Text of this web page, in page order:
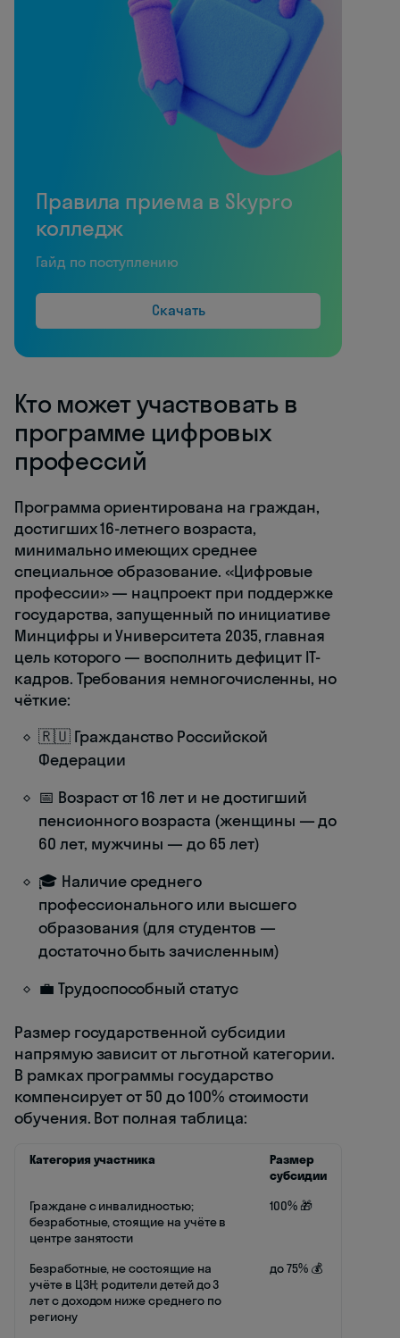
Правила приема в Skypro
колледж
Гайд по поступлению
Скачать
Кто может участвовать в
программе цифровых
профессий
Программа ориентирована на граждан,
достигших 16-летнего возраста,
минимально имеющих среднее
специальное образование. «Цифровые
профессии» — нацпроект при поддержке
государства, запущенный по инициативе
Минцифры и Университета 2035, главная
цель которого — восполнить дефицит IT-
кадров. Требования немногочисленны, но
чёткие:
🇷🇺 Гражданство Российской
Федерации
📅 Возраст от 16 лет и не достигший
пенсионного возраста (женщины — до
60 лет, мужчины — до 65 лет)
🎓 Наличие среднего
профессионального или высшего
образования (для студентов —
достаточно быть зачисленным)
💼 Трудоспособный статус
Размер государственной субсидии
напрямую зависит от льготной категории.
В рамках программы государство
компенсирует от 50 до 100% стоимости
обучения. Вот полная таблица:
Категория участника
Размер
субсидии
Граждане с инвалидностью;
безработные, стоящие на учёте в
центре занятости
100% 🎁
Безработные, не состоящие на
учёте в ЦЗН; родители детей до 3
лет с доходом ниже среднего по
региону
до 75% 💰